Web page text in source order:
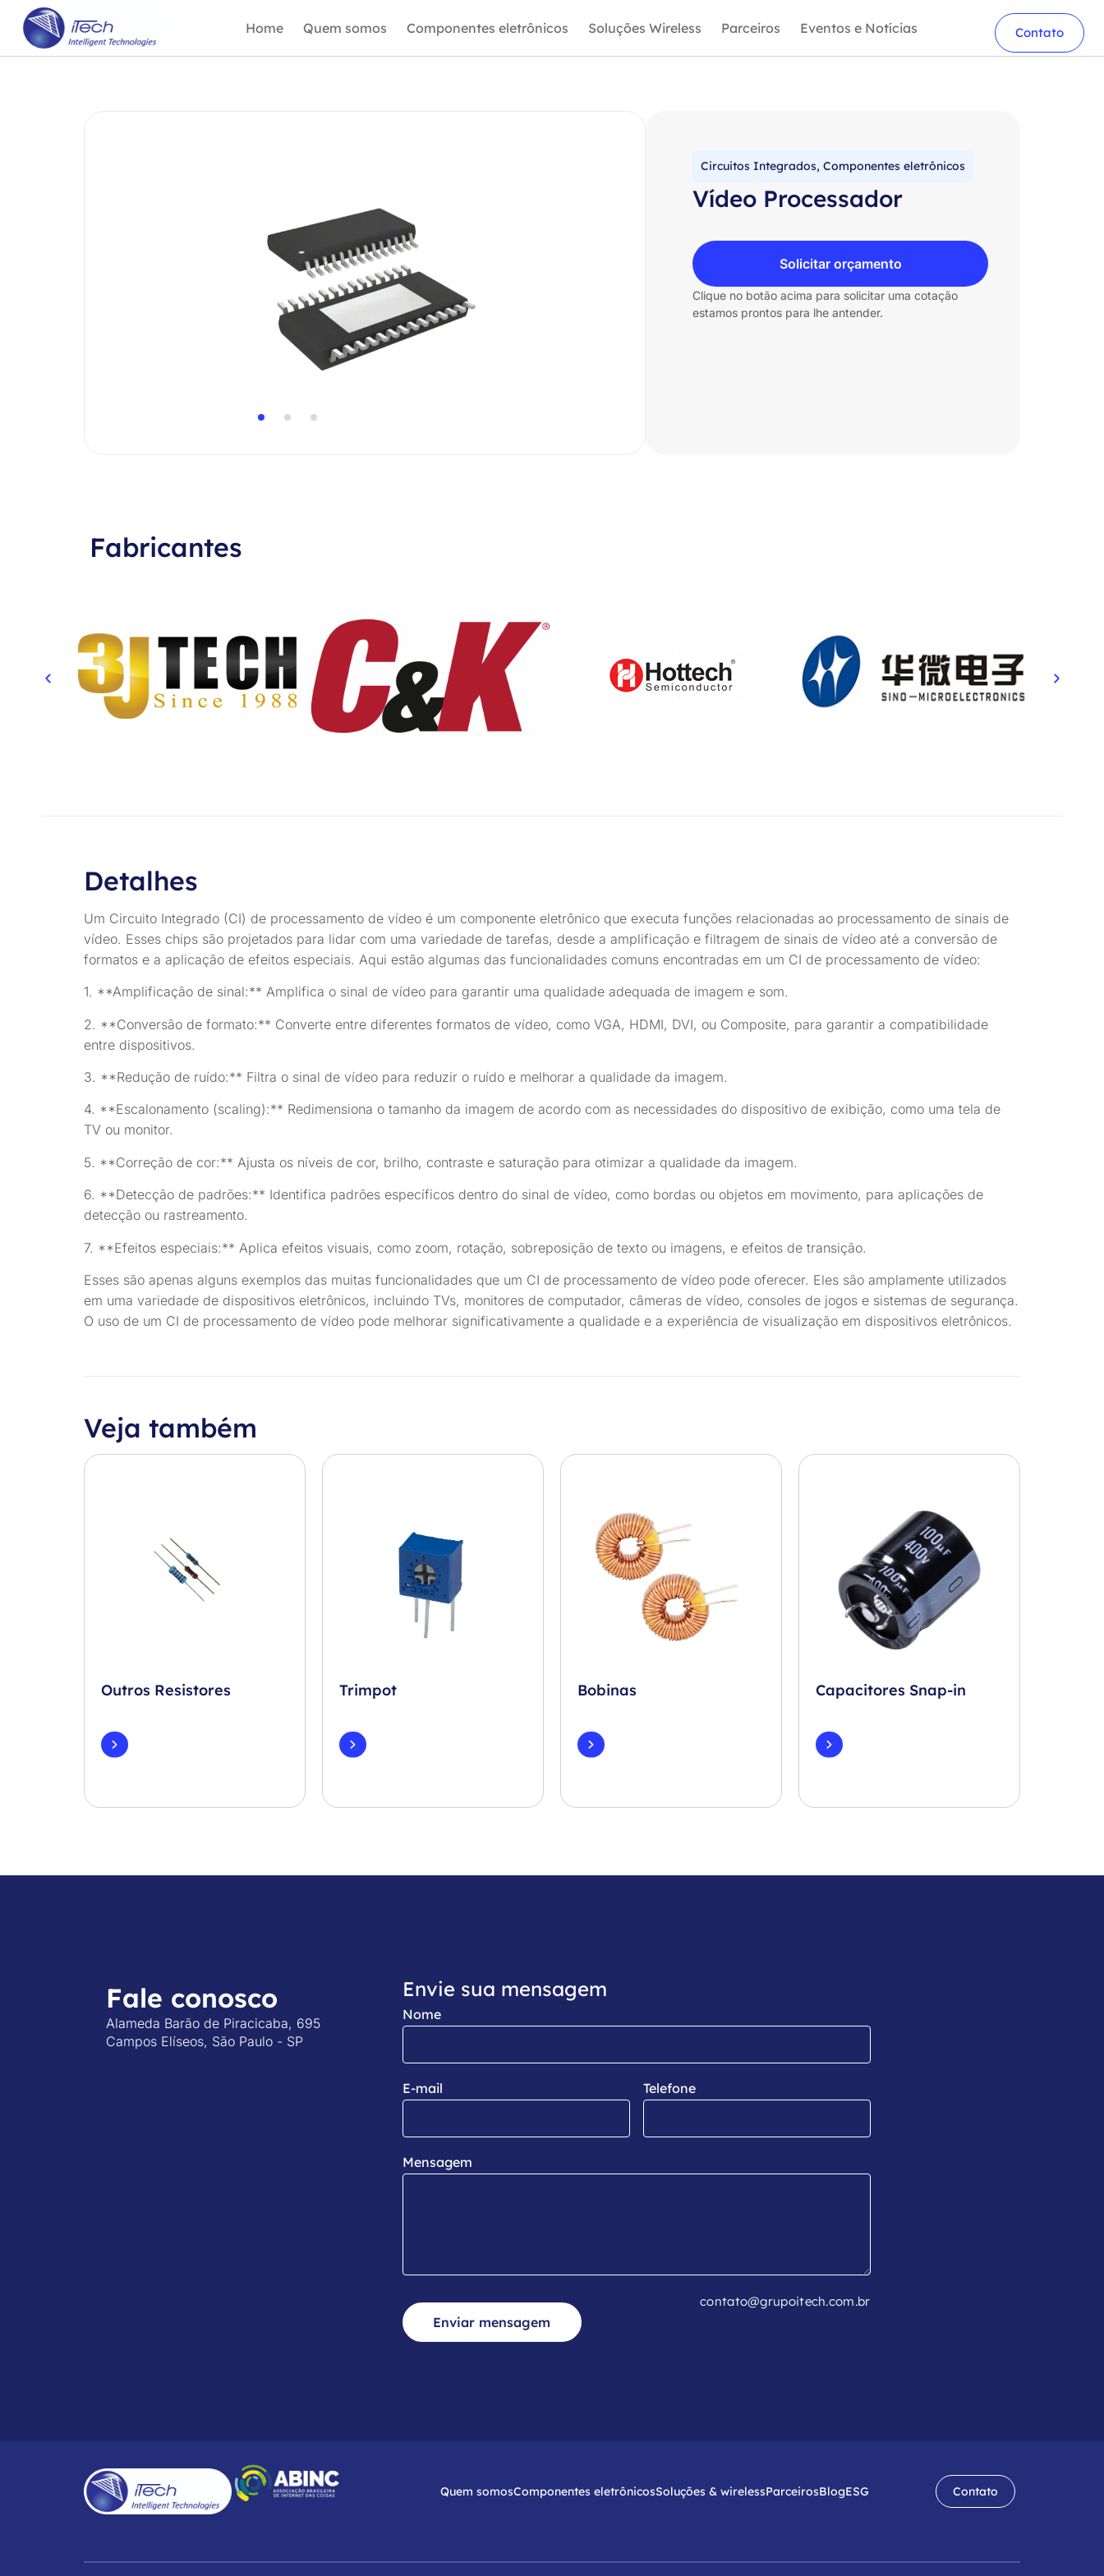
Home Quem somos Componentes eletrônicos Soluções Wireless Parceiros Eventos e Notícias Contato
Circuitos Integrados, Componentes eletrônicos
Vídeo Processador
Solicitar orçamento
Clique no botão acima para solicitar uma cotação
estamos prontos para lhe antender.
Fabricantes
Detalhes
Um Circuito Integrado (CI) de processamento de vídeo é um componente eletrônico que executa funções relacionadas ao processamento de sinais de
vídeo. Esses chips são projetados para lidar com uma variedade de tarefas, desde a amplificação e filtragem de sinais de vídeo até a conversão de
formatos e a aplicação de efeitos especiais. Aqui estão algumas das funcionalidades comuns encontradas em um CI de processamento de vídeo:
1. **Amplificação de sinal:** Amplifica o sinal de vídeo para garantir uma qualidade adequada de imagem e som.
2. **Conversão de formato:** Converte entre diferentes formatos de vídeo, como VGA, HDMI, DVI, ou Composite, para garantir a compatibilidade
entre dispositivos.
3. **Redução de ruído:** Filtra o sinal de vídeo para reduzir o ruído e melhorar a qualidade da imagem.
4. **Escalonamento (scaling):** Redimensiona o tamanho da imagem de acordo com as necessidades do dispositivo de exibição, como uma tela de
TV ou monitor.
5. **Correção de cor:** Ajusta os níveis de cor, brilho, contraste e saturação para otimizar a qualidade da imagem.
6. **Detecção de padrões:** Identifica padrões específicos dentro do sinal de vídeo, como bordas ou objetos em movimento, para aplicações de
detecção ou rastreamento.
7. **Efeitos especiais:** Aplica efeitos visuais, como zoom, rotação, sobreposição de texto ou imagens, e efeitos de transição.
Esses são apenas alguns exemplos das muitas funcionalidades que um CI de processamento de vídeo pode oferecer. Eles são amplamente utilizados
em uma variedade de dispositivos eletrônicos, incluindo TVs, monitores de computador, câmeras de vídeo, consoles de jogos e sistemas de segurança.
O uso de um CI de processamento de vídeo pode melhorar significativamente a qualidade e a experiência de visualização em dispositivos eletrônicos.
Veja também
Outros Resistores Trimpot Bobinas Capacitores Snap-in
Fale conosco
Alameda Barão de Piracicaba, 695
Campos Elíseos, São Paulo - SP
Envie sua mensagem
Nome
E-mail Telefone
Mensagem
Enviar mensagem
contato@grupoitech.com.br
Quem somosComponentes eletrônicosSoluções & wirelessParceirosBlogESG Contato